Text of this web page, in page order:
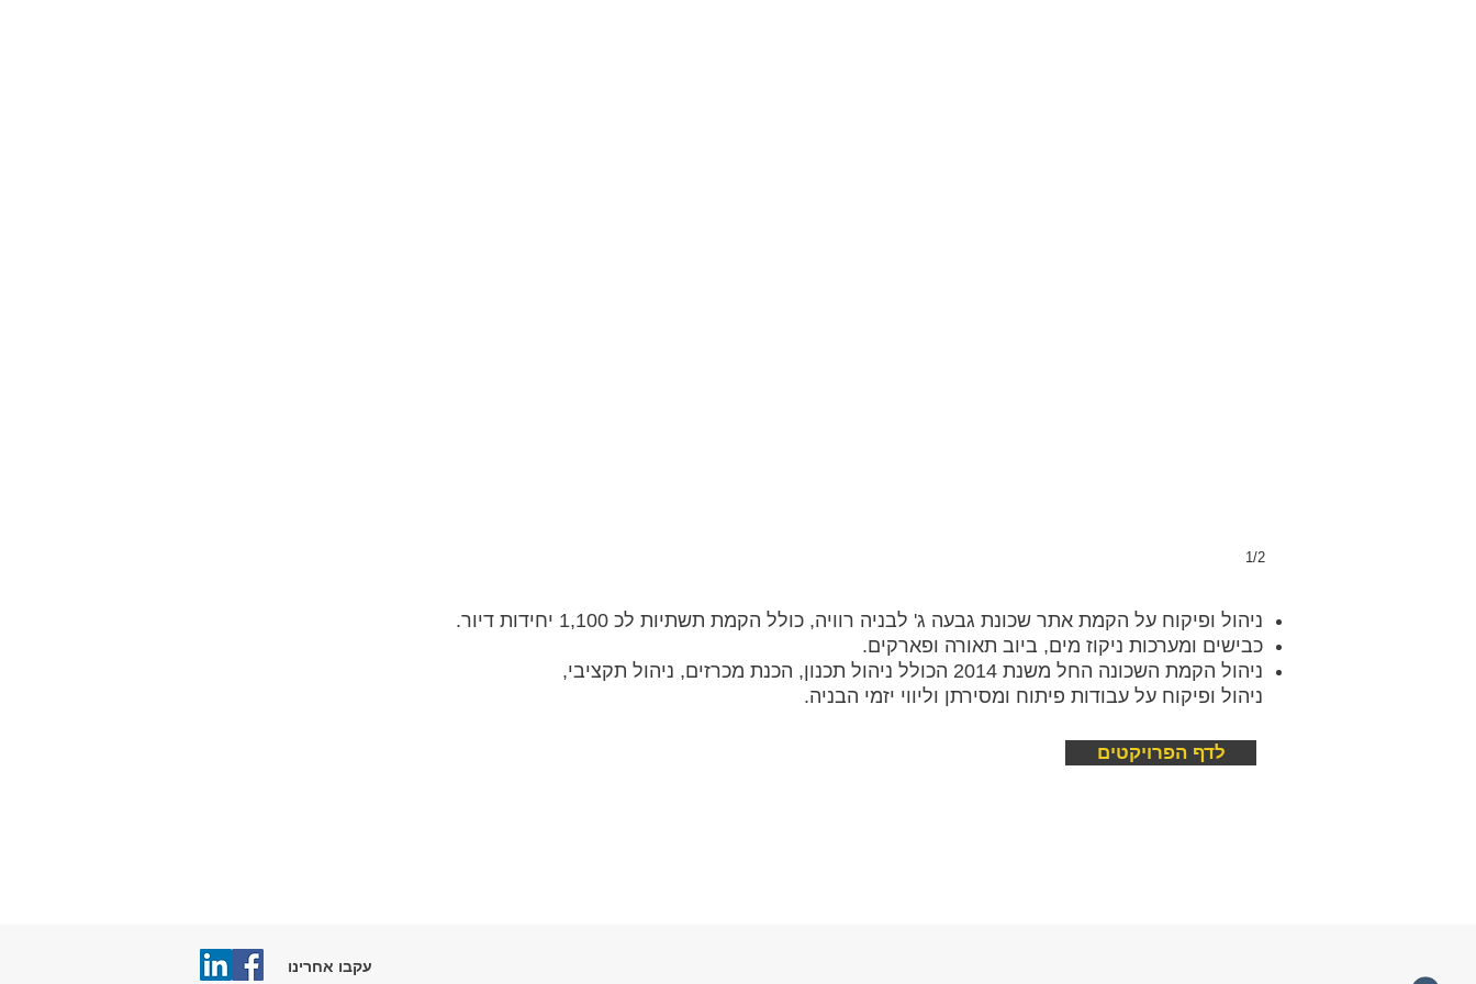
1/2
ניהול ופיקוח על הקמת אתר שכונת גבעה ג' לבניה רוויה, כולל הקמת תשתיות לכ 1,100 יחידות דיור.
כבישים ומערכות ניקוז מים, ביוב תאורה ופארקים.
ניהול הקמת השכונה החל משנת 2014
הכולל ניהול תכנון, הכנת מכרזים, ניהול תקציבי,
ניהול ופיקוח על עבודות פיתוח ומסירתן וליווי יזמי הבניה.
לדף הפרויקטים
עקבו אחרינו